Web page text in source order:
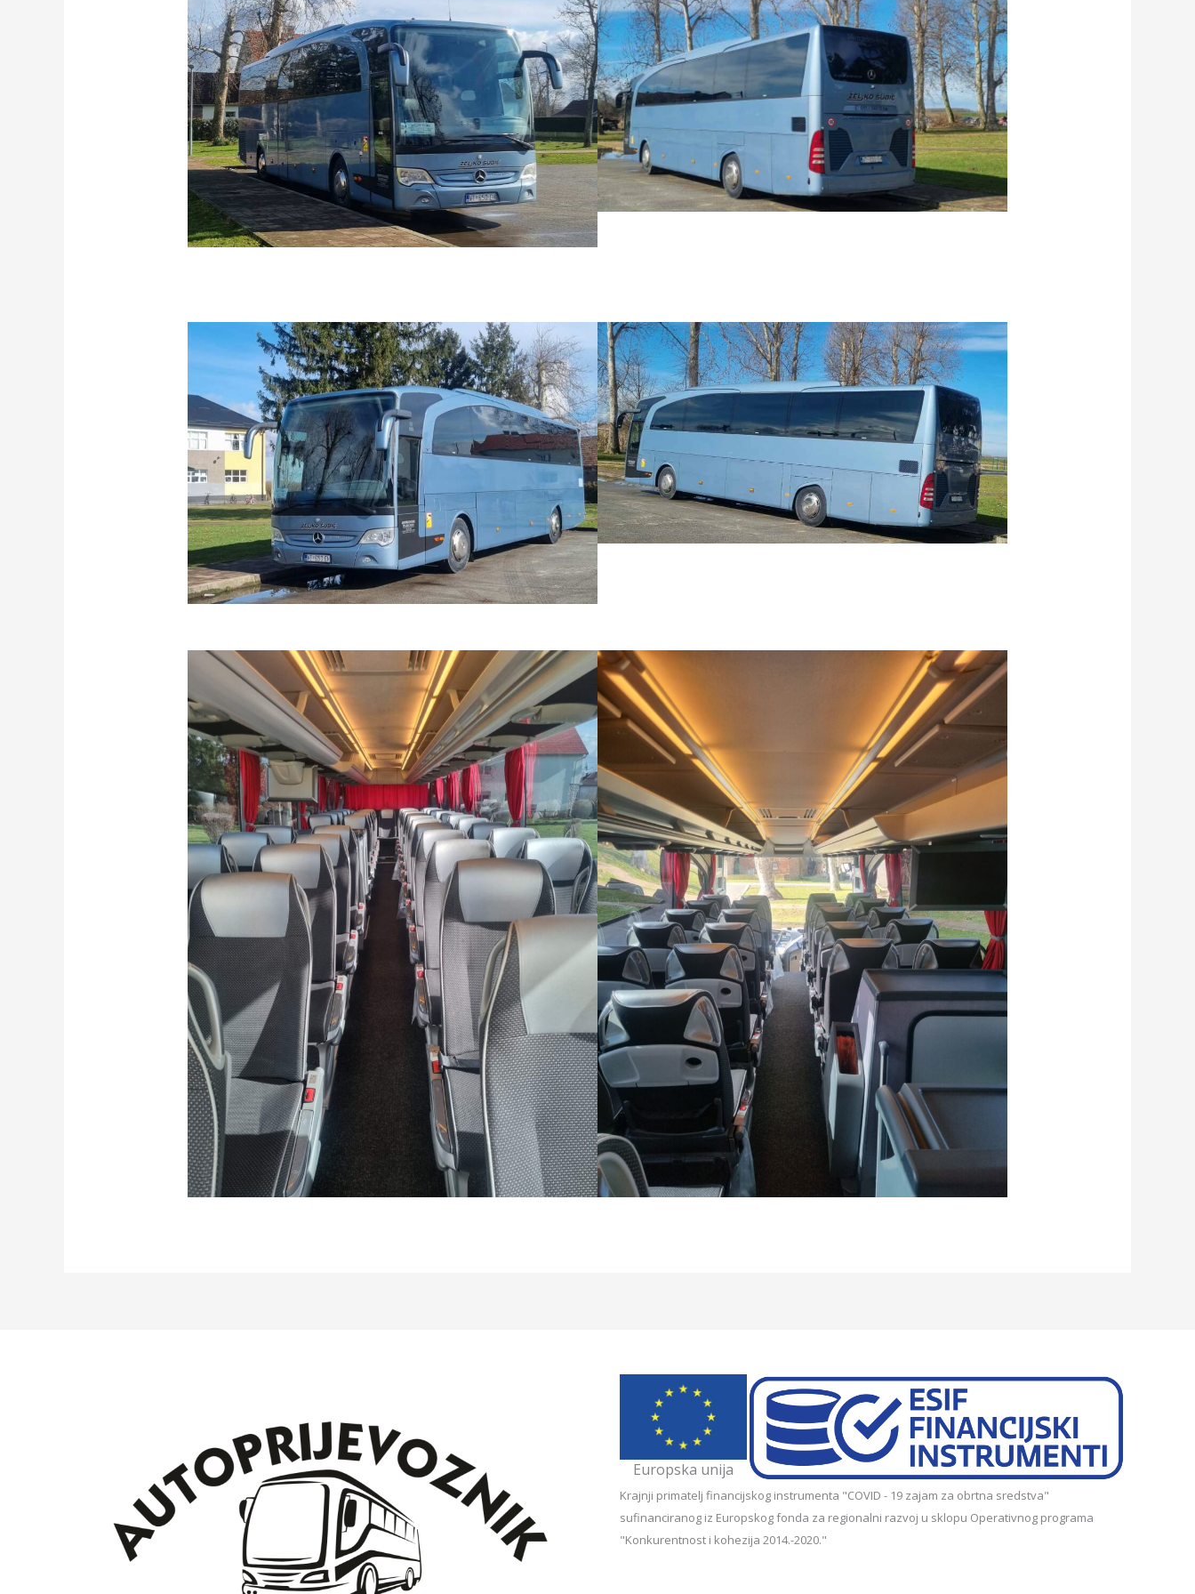
Europska unija
Krajnji primatelj financijskog instrumenta "COVID - 19 zajam za obrtna sredstva"
sufinanciranog iz Europskog fonda za regionalni razvoj u sklopu Operativnog programa
"Konkurentnost i kohezija 2014.-2020."